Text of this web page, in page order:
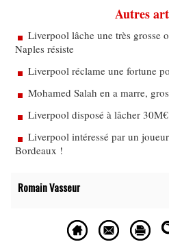
Autres
Liverpool lâche une très grosse
Naples résiste
Liverpool réclame une fortune
Mohamed Salah en a marre,
Liverpool disposé à lâcher
Liverpool intéressé par un
Bordeaux !
Romain Vasseur